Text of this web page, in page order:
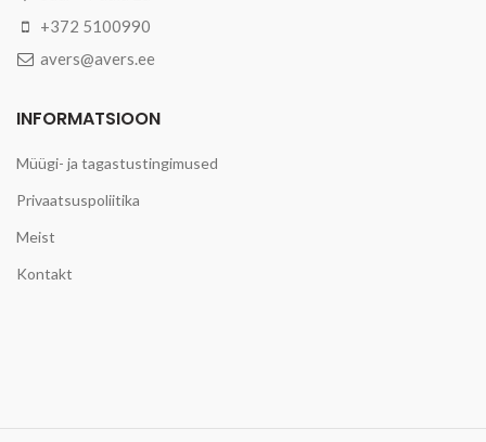
+372 5100990
avers@avers.ee
INFORMATSIOON
Müügi- ja tagastustingimused
Privaatsuspoliitika
Meist
Kontakt